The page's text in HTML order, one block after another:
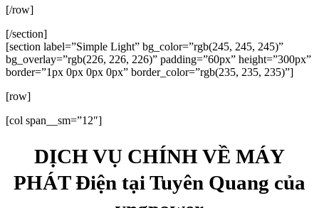
[/row]
[/section]
[section label=”Simple Light” bg_color=”rgb(245, 245, 245)”
bg_overlay=”rgb(226, 226, 226)” padding=”60px” height=”300px”
border=”1px 0px 0px 0px” border_color=”rgb(235, 235, 235)”]
[row]
[col span__sm=”12″]
DỊCH VỤ CHÍNH VỀ MÁY
PHÁT Điện tại Tuyên Quang của